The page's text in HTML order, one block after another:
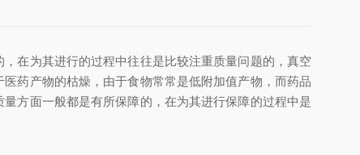
在为其进行的过程中往往是比较注重质量问题的， 真空
医药产物的枯燥，由于食物常常是低附加值产物，而药品
方面一般都是有所保障的，在为其进行保障的过程中是